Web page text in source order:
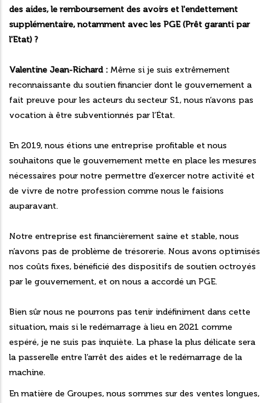
des aides, le remboursement des avoirs et l'endettement
supplémentaire, notamment avec les PGE (Prêt garanti par
l'Etat) ?
Valentine Jean-Richard : Même si je suis extrêmement
reconnaissante du soutien financier dont le gouvernement a
fait preuve pour les acteurs du secteur S1, nous n’avons pas
vocation à être subventionnés par l’État.
En 2019, nous étions une entreprise profitable et nous
souhaitons que le gouvernement mette en place les mesures
nécessaires pour notre permettre d’exercer notre activité et
de vivre de notre profession comme nous le faisions
auparavant.
Notre entreprise est financièrement saine et stable, nous
n’avons pas de problème de trésorerie. Nous avons optimisés
nos coûts fixes, bénéficié des dispositifs de soutien octroyés
par le gouvernement, et on nous a accordé un PGE.
Bien sûr nous ne pourrons pas tenir indéfiniment dans cette
situation, mais si le redémarrage à lieu en 2021 comme
espéré, je ne suis pas inquiète. La phase la plus délicate sera
la passerelle entre l’arrêt des aides et le redémarrage de la
machine.
En matière de Groupes, nous sommes sur des ventes longues,